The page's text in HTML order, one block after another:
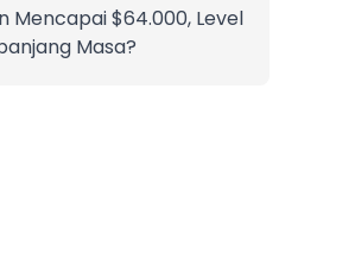
Mencapai $64.000, Level
Masa?